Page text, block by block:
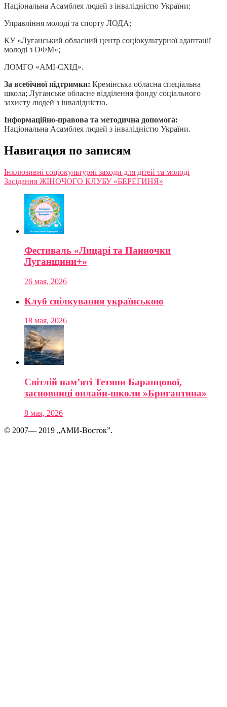
Національна Асамблея людей з інвалідністю України;
Управління молоді та спорту ЛОДА;
КУ «Луганський обласний центр соціокультурної адаптації
молоді з ОФМ»;
ЛОМГО «АМІ-СХІД».
За всебічної підтримки: Кремінська обласна спеціальна
школа; Луганське обласне відділення фонду соціального
захисту людей з інвалідністю.
Інформаційно-правова та методична допомога:
Національна Асамблея людей з інвалідністю України.
Навигация по записям
Інклюзивні соціокультурні заходи для дітей та молоді
Засідання ЖІНОЧОГО КЛУБУ «БЕРЕГИНЯ»
Фестиваль «Лицарі та Панночки
Луганщини+»
26 мая, 2026
Клуб спілкування українською
18 мая, 2026
Світлій пам’яті Тетяни Баранцової,
засновниці онлайн-школи »Бригантина»
8 мая, 2026
© 2007— 2019 „АМИ-Восток”.